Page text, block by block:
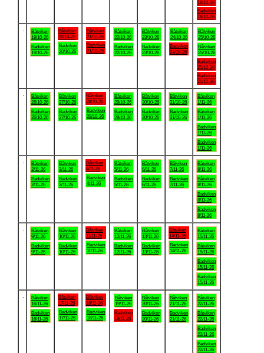
18/10-26
Badviken
18/10-26
Båtviken
19/10-26
Badviken
19/10-26
Båtviken
20/10-26
Badviken
20/10-26
Båtviken
21/10-26
Badviken
21/10-26
Båtviken
22/10-26
Badviken
22/10-26
Båtviken
23/10-26
Badviken
23/10-26
Båtviken
24/10-26
Badviken
24/10-26
Båtviken
25/10-26
Båtviken
25/10-26
Badviken
25/10-26
Badviken
25/10-26
Båtviken
26/10-26
Badviken
26/10-26
Båtviken
27/10-26
Badviken
27/10-26
Båtviken
28/10-26
Badviken
28/10-26
Båtviken
29/10-26
Badviken
29/10-26
Båtviken
30/10-26
Badviken
30/10-26
Båtviken
31/10-26
Badviken
31/10-26
Båtviken
1/11-26
Båtviken
1/11-26
Badviken
1/11-26
Badviken
1/11-26
Båtviken
2/11-26
Badviken
2/11-26
Båtviken
3/11-26
Badviken
3/11-26
Båtviken
4/11-26
Badviken
4/11-26
Båtviken
5/11-26
Badviken
5/11-26
Båtviken
6/11-26
Badviken
6/11-26
Båtviken
7/11-26
Badviken
7/11-26
Båtviken
8/11-26
Båtviken
8/11-26
Badviken
8/11-26
Badviken
8/11-26
Båtviken
9/11-26
Badviken
9/11-26
Båtviken
10/11-26
Badviken
10/11-26
Båtviken
11/11-26
Badviken
11/11-26
Båtviken
12/11-26
Badviken
12/11-26
Båtviken
13/11-26
Badviken
13/11-26
Båtviken
14/11-26
Badviken
14/11-26
Båtviken
15/11-26
Båtviken
15/11-26
Badviken
15/11-26
Badviken
15/11-26
Båtviken
16/11-26
Badviken
16/11-26
Båtviken
17/11-26
Badviken
17/11-26
Båtviken
18/11-26
Badviken
18/11-26
Båtviken
19/11-26
Badviken
19/11-26
Båtviken
20/11-26
Badviken
20/11-26
Båtviken
21/11-26
Badviken
21/11-26
Båtviken
22/11-26
Båtviken
22/11-26
Badviken
22/11-26
Badviken
22/11-26